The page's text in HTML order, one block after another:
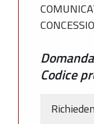
Codice